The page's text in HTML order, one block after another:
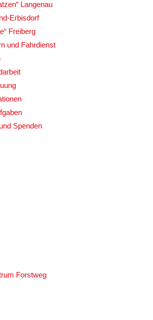
Langenau
Erbisdorf
Freiberg
und Fahrdienst
Spenden
Forstweg